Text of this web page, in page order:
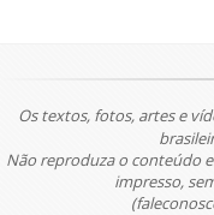
Os textos, fotos, artes e
Não reproduza o conteúdo
impresso,